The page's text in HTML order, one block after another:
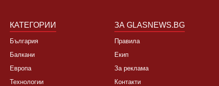
КАТЕГОРИИ
България
Балкани
Европа
Технологии
ЗА GLASNEWS.BG
Правила
Екип
За реклама
Контакти